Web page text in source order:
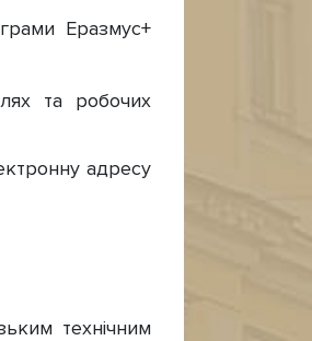
Еразмус+
та робочих
адресу
технічним